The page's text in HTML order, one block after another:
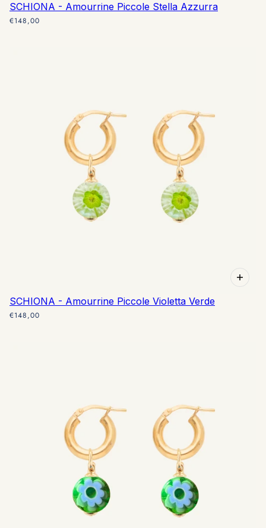
SCHIONA - Amourrine Piccole Stella Azzurra
€148,00
SCHIONA - Amourrine Piccole Violetta Verde
€148,00